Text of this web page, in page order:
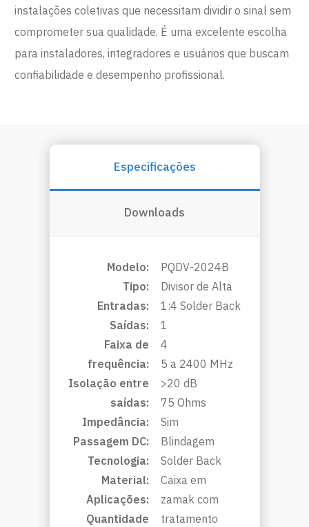
instalações coletivas que necessitam dividir o sinal sem
comprometer sua qualidade. É uma excelente escolha
para instaladores, integradores e usuários que buscam
confiabilidade e desempenho profissional.
Especificações
Downloads
Modelo:
Tipo:
Entradas:
Saídas:
Faixa de
frequência:
Isolação entre
saídas:
Impedância:
Passagem DC:
Tecnologia:
Material:
Aplicações:
Quantidade
PQDV-2024B
Divisor de Alta
1:4 Solder Back
1
4
5 a 2400 MHz
>20 dB
75 Ohms
Sim
Blindagem
Solder Back
Caixa em
zamak com
tratamento